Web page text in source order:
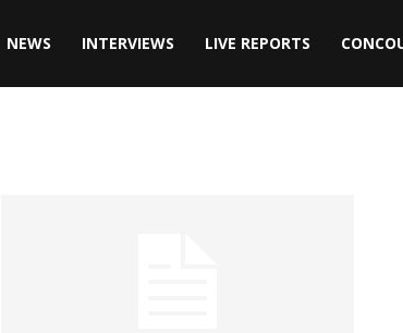
NEWS INTERVIEWS LIVE REPORTS